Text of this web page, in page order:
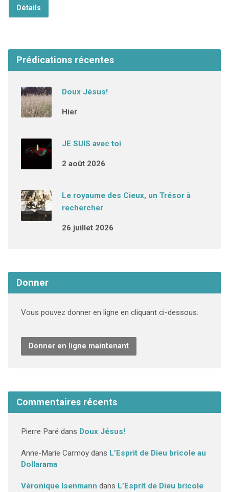
Détails
Prédications récentes
Doux Jésus!
Hier
JE SUIS avec toi
2 août 2026
Le royaume des Cieux, un Trésor à
rechercher
26 juillet 2026
Donner
Vous pouvez donner en ligne en cliquant ci-dessous.
Donner en ligne maintenant
Commentaires récents
Pierre Paré dans Doux Jésus!
Anne-Marie Carmoydans L’Esprit de Dieu bricole au
Dollarama
Véronique Isenmann dans L’Esprit de Dieu bricole